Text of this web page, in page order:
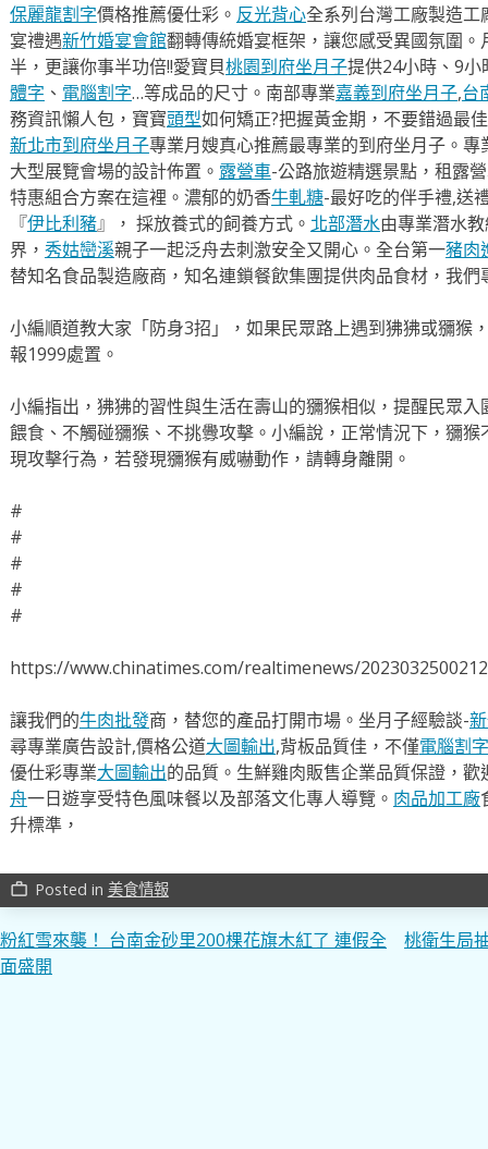
保麗龍割字價格推薦優仕彩。 反光背心全系列台灣工廠製造
宴禮遇新竹婚宴會館翻轉傳統婚宴框架，讓您感受異國氛圍。
半，更讓你事半功倍!!愛寶貝桃園到府坐月子提供24小時、9
體字 、 電腦割字…等成品的尺寸。南部專業嘉義到府坐月子,台
務資訊懶人包，寶寶頭型如何矯正?把握黃金期，不要錯過最
新北市到府坐月子專業月嫂真心推薦最專業的到府坐月子。專
大型展覽會場的設計佈置。 露營車-公路旅遊精選景點，租露
特惠組合方案在這裡。濃郁的奶香牛軋糖-最好吃的伴手禮,送
『伊比利豬』， 採放養式的飼養方式。 北部潛水由專業潛水
界， 秀姑巒溪親子一起泛舟去​刺激安全又開心。全台第一豬肉
替知名食品製造廠商，知名連鎖餐飲集團提供肉品食材，我
小編順道教大家「防身3招」，如果民眾路上遇到狒狒或獼猴
報1999處置。
小編指出，狒狒的習性與生活在壽山的獼猴相似，提醒民眾
餵食、不觸碰獼猴、不挑釁攻擊。小編說，正常情況下，獼
現攻擊行為，若發現獼猴有威嚇動作，請轉身離開。
#
#
#
#
#
https://www.chinatimes.com/realtimenews/
讓我們的牛肉批發商，替您的產品打開市場。坐月子經驗談-
尋專業廣告設計,價格公道大圖輸出,背板品質佳，不僅電腦割字
優仕彩專業大圖輸出的品質。生鮮雞肉販售企業品質保證，歡
舟一日遊享受特色風味餐以及部落文化專人導覽。 肉品加工廠
升標準，
work_outline Posted in 美食情報
文
章
粉紅雪來襲！ 台南金砂里200棵花旗木紅了 連假全
面盛開
桃衛生局